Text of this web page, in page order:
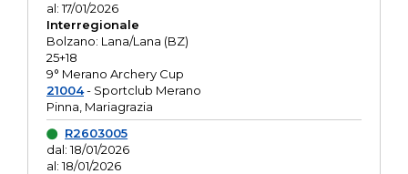
al: 17/01/2026
Interregionale
Bolzano: Lana/Lana (BZ)
25+18
9° Merano Archery Cup
21004- Sportclub Merano
Pinna, Mariagrazia
R2603005
dal: 18/01/2026
al: 18/01/2026